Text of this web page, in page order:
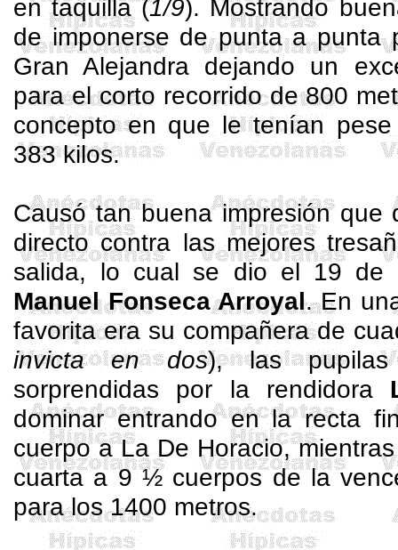
en taquilla (1/9). Mostrando
de imponerse de punta a
Gran Alejandra dejando un
para el corto recorrido de 800
concepto en que le tenían
383 kilos.
Causó tan buena impresión que
directo contra las mejores
salida, lo cual se dio el 19
Manuel FonsecaArroyal. En
favorita era su compañera de
invicta en dos), las
sorprendidas por la rendidora
dominar entrando en la recta
cuerpo a La De Horacio,
cuarta a 9 ½ cuerpos de la
para los 1400 metros.